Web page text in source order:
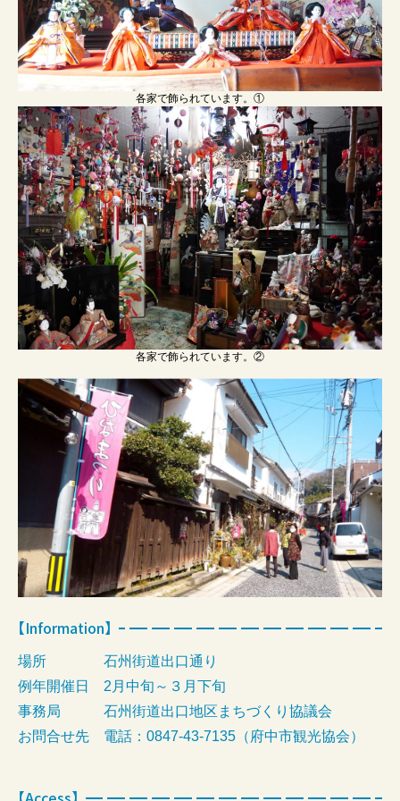
各家で飾られています。①
各家で飾られています。②
【Information】
場所
石州街道出口通り
例年開催日
2月中旬～３月下旬
事務局
石州街道出口地区まちづくり協議会
お問合せ先
電話：0847-43-7135（府中市観光協会）